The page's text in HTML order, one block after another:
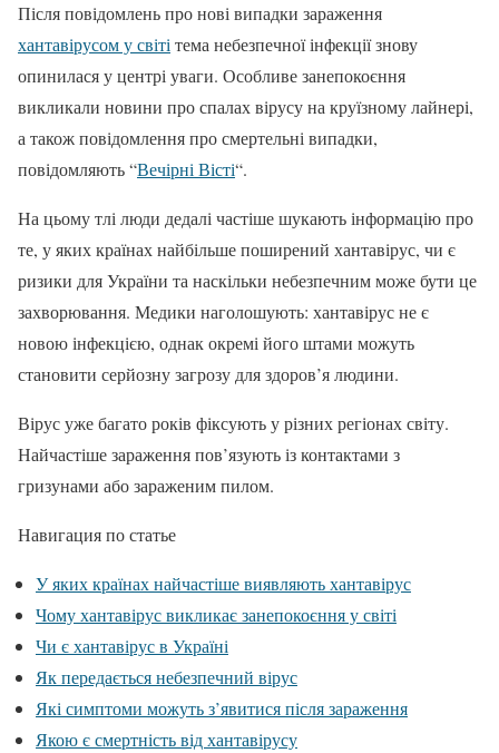
Після повідомлень про нові випадки зараження
хантавірусом у світі тема небезпечної інфекції знову
опинилася у центрі уваги. Особливе занепокоєння
викликали новини про спалах вірусу на круїзному лайнері,
а також повідомлення про смертельні випадки,
повідомляють “Вечірні Вісті“.
На цьому тлі люди дедалі частіше шукають інформацію про
те, у яких країнах найбільше поширений хантавірус, чи є
ризики для України та наскільки небезпечним може бути це
захворювання. Медики наголошують: хантавірус не є
новою інфекцією, однак окремі його штами можуть
становити серйозну загрозу для здоров’я людини.
Вірус уже багато років фіксують у різних регіонах світу.
Найчастіше зараження пов’язують із контактами з
гризунами або зараженим пилом.
Навигация по статье
У яких країнах найчастіше виявляють хантавірус
Чому хантавірус викликає занепокоєння у світі
Чи є хантавірус в Україні
Як передається небезпечний вірус
Які симптоми можуть з’явитися після зараження
Якою є смертність від хантавірусу